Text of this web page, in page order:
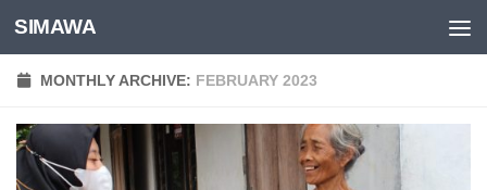
Skip to content
SIMAWA
MONTHLY ARCHIVE: FEBRUARY 2023